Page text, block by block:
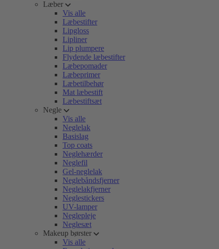
Læber
Vis alle
Læbestifter
Lipgloss
Lipliner
Lip plumpere
Flydende læbestifter
Læbepomader
Læbeprimer
Læbetilbehør
Mat læbestift
Læbestiftsæt
Negle
Vis alle
Neglelak
Basislag
Top coats
Neglehærder
Neglefil
Gel-neglelak
Neglebåndsfjerner
Neglelakfjerner
Neglestickers
UV-lamper
Neglepleje
Neglesæt
Makeup børster
Vis alle